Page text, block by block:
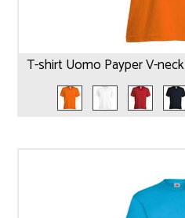
T-shirt Uomo Payper V-neck